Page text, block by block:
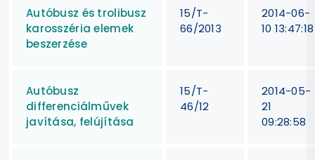
Autóbusz és trolibusz
karosszéria elemek
beszerzése
15/T-
66/2013
2014-06-
10 13:47:18
Autóbusz
differenciálművek
javítása, felújítása
15/T-
46/12
2014-05-
21
09:28:58